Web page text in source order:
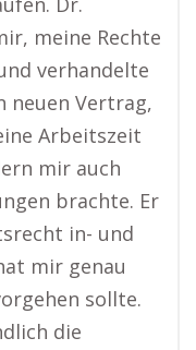
meine Rechte
verhandelte
neuen Vertrag,
Arbeitszeit
mir auch
brachte. Er
in- und
mir genau
sollte.
die